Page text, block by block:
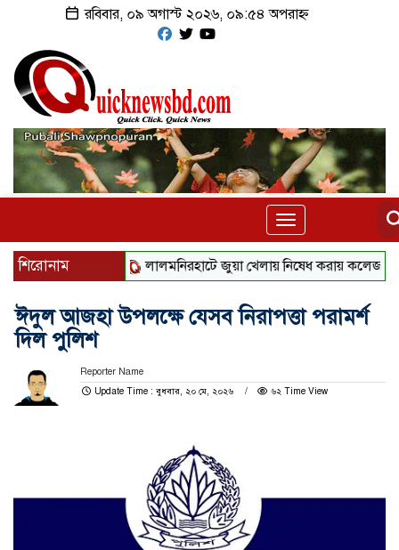
রবিবার, ০৯ অগাস্ট ২০২৬, ০৯:৫৪ অপরাহ্ন
Toggle
navigation
শিরোনাম ‎লালমনিরহাটে জুয়া খেলায় নিষেধ করায় কলেজ শিক্ষকের
ঈদুল আজহা উপলক্ষে যেসব নিরাপত্তা পরামর্শ
দিল পুলিশ
Reporter Name
Update Time : বুধবার, ২০ মে, ২০২৬
৬২ Time View